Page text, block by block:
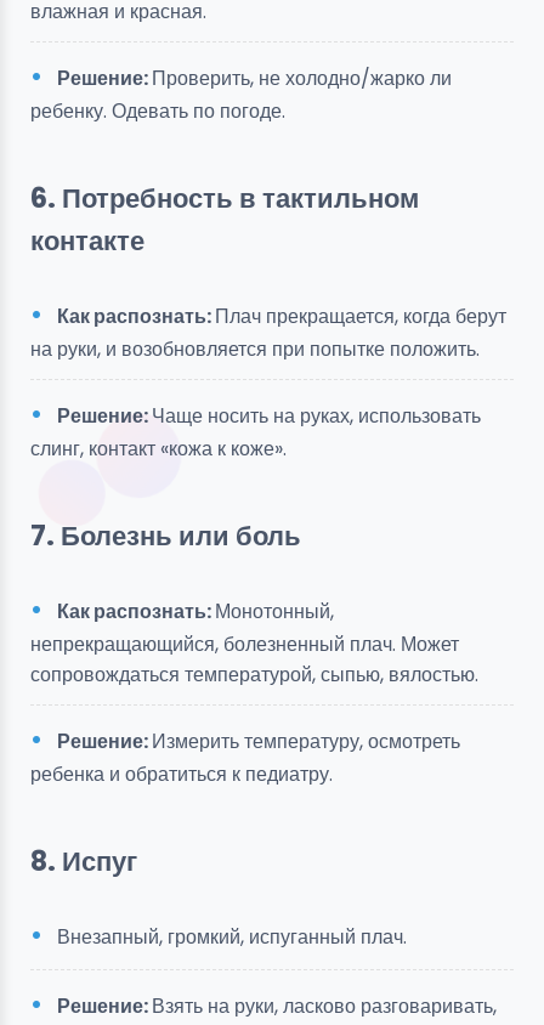
влажная и красная.
Решение:Проверить, не холодно/жарко ли
ребенку. Одевать по погоде.
6. Потребность в тактильном
контакте
Как распознать:Плач прекращается, когда берут
на руки, и возобновляется при попытке положить.
Решение:Чаще носить на руках, использовать
слинг, контакт «кожа к коже».
7. Болезнь или боль
Как распознать:Монотонный,
непрекращающийся, болезненный плач. Может
сопровождаться температурой, сыпью, вялостью.
Решение:Измерить температуру, осмотреть
ребенка и обратиться к педиатру.
8. Испуг
Внезапный, громкий, испуганный плач.
Решение:Взять на руки, ласково разговаривать,